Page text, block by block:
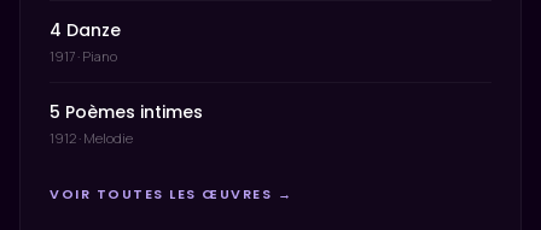
4 Danze
1917 · Piano
5 Poèmes intimes
1912 · Melodie
VOIR TOUTES LES ŒUVRES →